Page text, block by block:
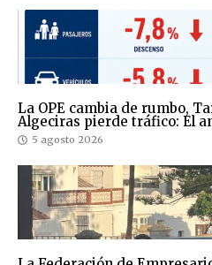
La OPE cambia de rumbo,
Algeciras pierde tráfico: El
5 agosto 2026